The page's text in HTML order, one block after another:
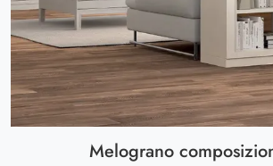
Melograno